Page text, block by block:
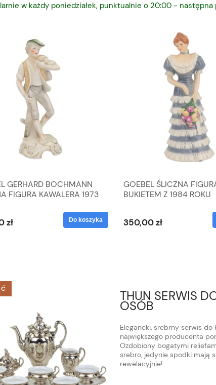
w każdy poniedziałek, punktualnie o 20:00 -
GERHARD BOCHMANN
FIGURA KAWALERA 1973
zł Do koszyka
GOEBEL ŚLICZNA
BUKIETEM Z 1984 ROKU
350,00 zł
THUN SERWIS
OSÓB
Elegancki, srebrny serwis
największego producenta
Ozdobiony bogatymi
srebro, jedynie spodki mają
rewelacyjnie!